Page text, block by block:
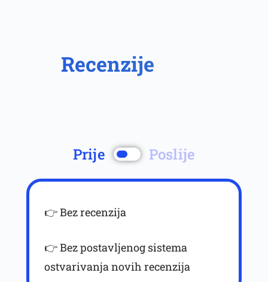
Recenzije
Prije Poslije
👉 Bez recenzija
👉 Bez postavljenog sistema
ostvarivanja novih recenzija